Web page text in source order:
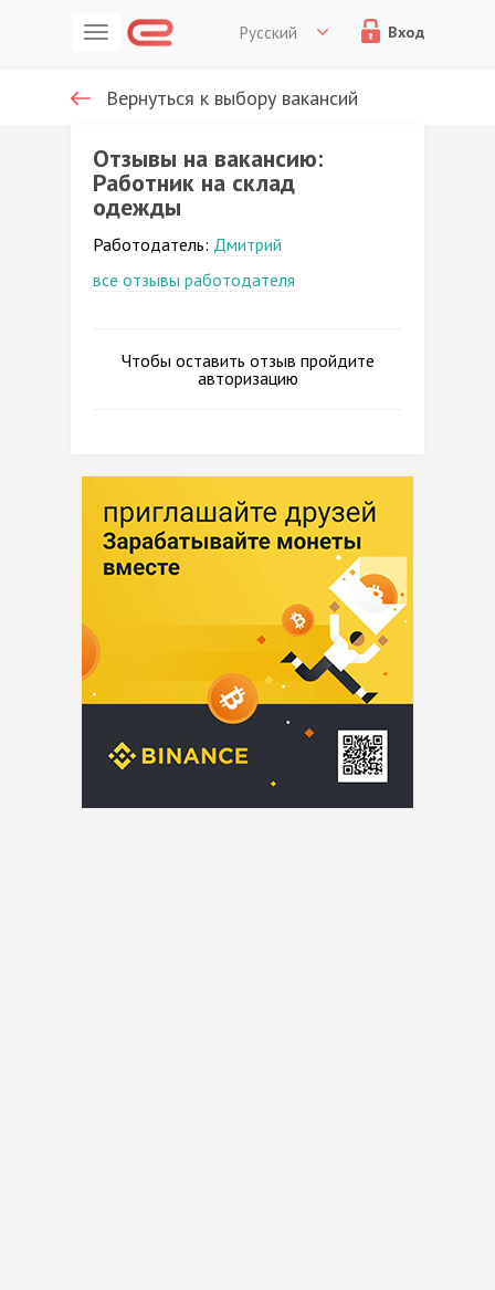
Вход
Русский
Вернуться к выбору вакансий
Отзывы на вакансию:
Работник на склад
одежды
Работодатель: Дмитрий
все отзывы работодателя
Чтобы оставить отзыв пройдите
авторизацию